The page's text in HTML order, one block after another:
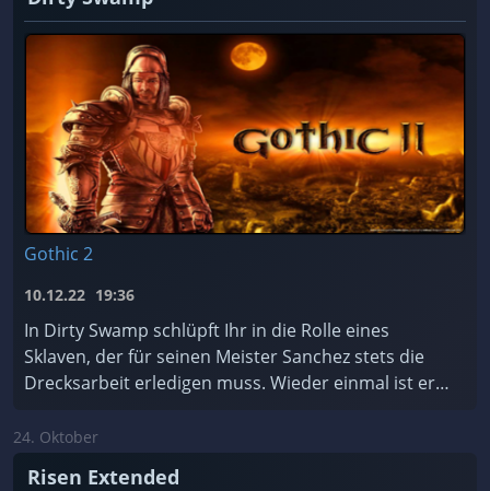
Gothic 2
10.12.22 19:36
In Dirty Swamp schlüpft Ihr in die Rolle eines
Sklaven, der für seinen Meister Sanchez stets die
Drecksarbeit erledigen muss. Wieder einmal ist er
24. Oktober
Risen Extended